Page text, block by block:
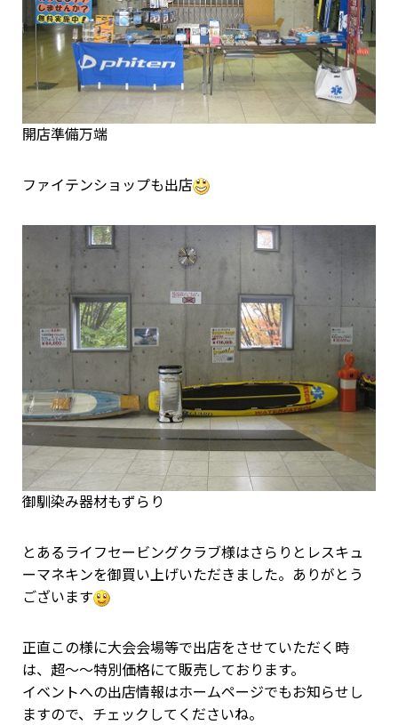
開店準備万端
ファイテンショップも出店
御馴染み器材もずらり
とあるライフセービングクラブ様はさらりとレスキュ
ーマネキンを御買い上げいただきました。ありがとう
ございます
正直この様に大会会場等で出店をさせていただく時
は、超～～特別価格にて販売しております。
イベントへの出店情報はホームページでもお知らせし
ますので、チェックしてくださいね。